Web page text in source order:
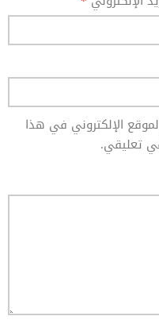
الإلكتروني في هذا
تعليقي.